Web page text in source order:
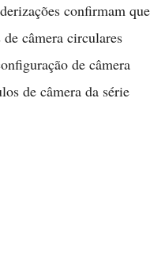
confirmam que
câmera circulares
de câmera
de câmera da série